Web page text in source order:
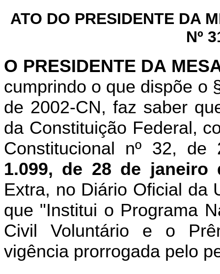
ATO DO PRESIDENTE DA
Nº
O PRESIDENTE DA
cumprindo o que dispõe o
de 2002-CN, faz saber
da Constituição Federal,
Constitucional nº 32, de
1.099, de 28 de janeiro
Extra, no Diário Oficial da
que "Institui o Programa
Civil Voluntário e o
vigência prorrogada pelo